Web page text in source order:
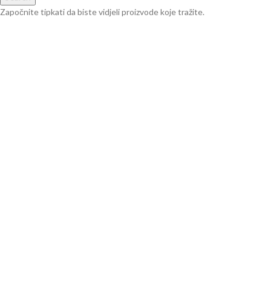
Započnite tipkati da biste vidjeli proizvode koje tražite.